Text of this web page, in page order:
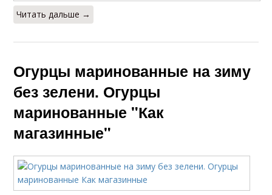
Читать дальше →
Огурцы маринованные на зиму
без зелени. Огурцы
маринованные "Как
магазинные"